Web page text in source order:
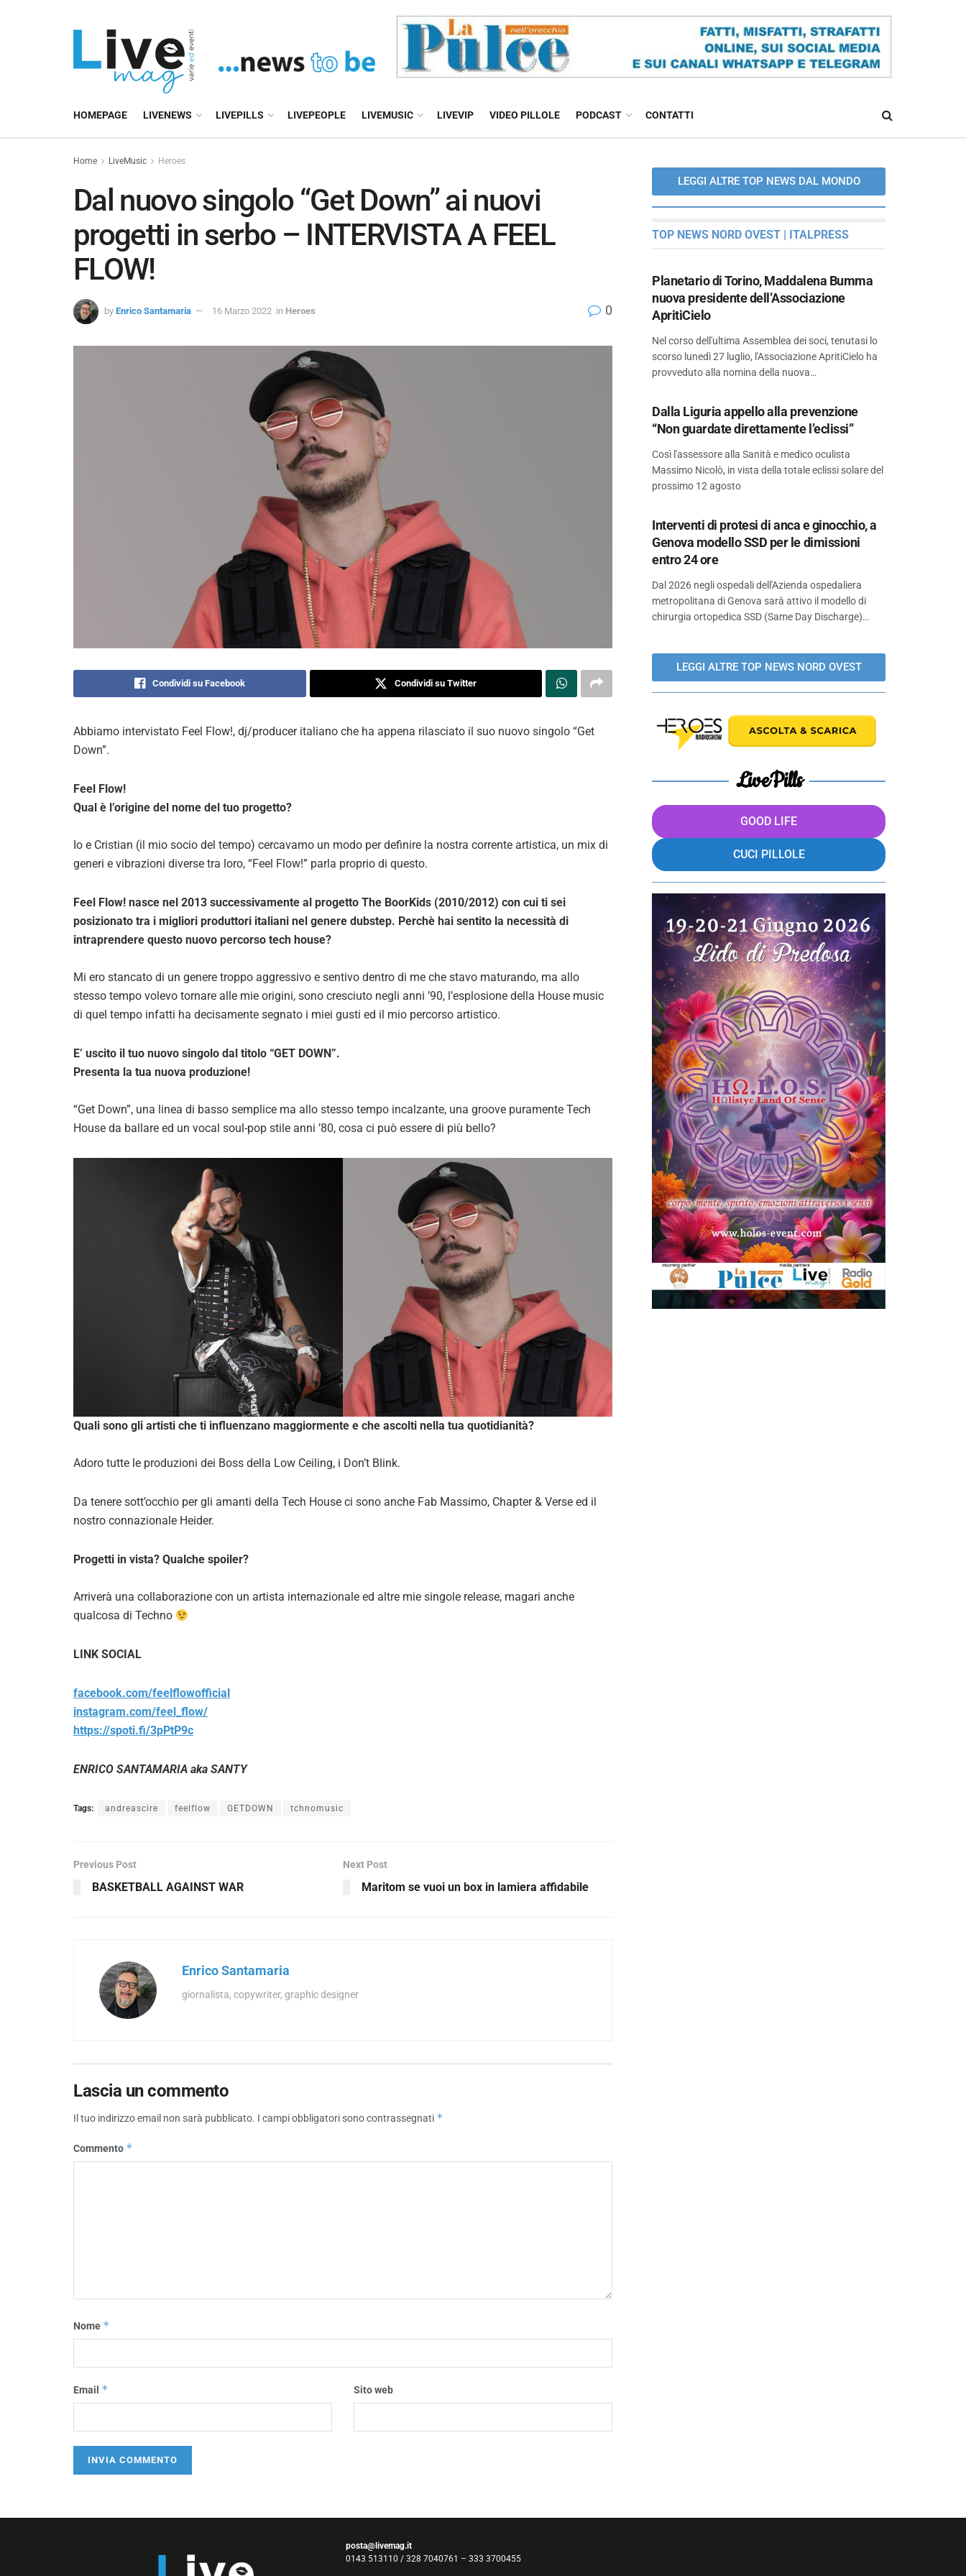
HOMEPAGE LIVENEWS LIVEPILLS LIVEPEOPLE LIVEMUSIC LIVEVIP VIDEO PILLOLE PODCAST CONTATTI
Home LiveMusic Heroes
Dal nuovo singolo “Get Down” ai nuovi
progetti in serbo – INTERVISTA A FEEL
FLOW!
by Enrico Santamaria 16 Marzo 2022 in Heroes 0
Condividi su Facebook Condividi su Twitter
Abbiamo intervistato Feel Flow!, dj/producer italiano che ha appena rilasciato il suo nuovo singolo “Get
Down”.
Feel Flow!
Qual è l’origine del nome del tuo progetto?
Io e Cristian (il mio socio del tempo) cercavamo un modo per definire la nostra corrente artistica, un mix di
generi e vibrazioni diverse tra loro, “Feel Flow!” parla proprio di questo.
Feel Flow! nasce nel 2013 successivamente al progetto The BoorKids (2010/2012) con cui ti sei
posizionato tra i migliori produttori italiani nel genere dubstep. Perchè hai sentito la necessità di
intraprendere questo nuovo percorso tech house?
Mi ero stancato di un genere troppo aggressivo e sentivo dentro di me che stavo maturando, ma allo
stesso tempo volevo tornare alle mie origini, sono cresciuto negli anni ’90, l’esplosione della House music
di quel tempo infatti ha decisamente segnato i miei gusti ed il mio percorso artistico.
E’ uscito il tuo nuovo singolo dal titolo “GET DOWN”.
Presenta la tua nuova produzione!
“Get Down”, una linea di basso semplice ma allo stesso tempo incalzante, una groove puramente Tech
House da ballare ed un vocal soul-pop stile anni ’80, cosa ci può essere di più bello?
Quali sono gli artisti che ti influenzano maggiormente e che ascolti nella tua quotidianità?
Adoro tutte le produzioni dei Boss della Low Ceiling, i Don’t Blink.
Da tenere sott’occhio per gli amanti della Tech House ci sono anche Fab Massimo, Chapter & Verse ed il
nostro connazionale Heider.
Progetti in vista? Qualche spoiler?
Arriverà una collaborazione con un artista internazionale ed altre mie singole release, magari anche
qualcosa di Techno
LINK SOCIAL
facebook.com/feelflowofficial
instagram.com/feel_flow/
https://spoti.fi/3pPtP9c
ENRICO SANTAMARIA aka SANTY
Tags: andreascire feelflow GETDOWN tchnomusic
Previous Post
BASKETBALL AGAINST WAR
Next Post
Maritom se vuoi un box in lamiera affidabile
Enrico Santamaria
giornalista, copywriter, graphic designer
Lascia un commento
Il tuo indirizzo email non sarà pubblicato. I campi obbligatori sono contrassegnati *
Commento *
Nome *
Email * Sito web
LEGGI ALTRE TOP NEWS DAL MONDO
TOP NEWS NORD OVEST | ITALPRESS
Planetario di Torino, Maddalena Bumma
nuova presidente dell’Associazione
ApritiCielo
Nel corso dell'ultima Assemblea dei soci, tenutasi lo
scorso lunedì 27 luglio, l'Associazione ApritiCielo ha
provveduto alla nomina della nuova…
Dalla Liguria appello alla prevenzione
“Non guardate direttamente l’eclissi”
Così l'assessore alla Sanità e medico oculista
Massimo Nicolò, in vista della totale eclissi solare del
prossimo 12 agosto
Interventi di protesi di anca e ginocchio, a
Genova modello SSD per le dimissioni
entro 24 ore
Dal 2026 negli ospedali dell'Azienda ospedaliera
metropolitana di Genova sarà attivo il modello di
chirurgia ortopedica SSD (Same Day Discharge)…
LEGGI ALTRE TOP NEWS NORD OVEST
LivePills
GOOD LIFE
CUCI PILLOLE
posta@livemag.it
0143 513110 / 328 7040761 – 333 3700455